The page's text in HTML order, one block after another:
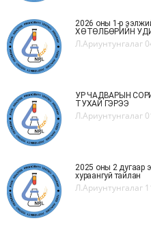
2026 оны 1-р
ХӨТӨЛБӨРИЙН
Л.Ариунтунгалаг
УР ЧАДВАРЫН
ТУХАЙ ГЭРЭЭ
Л.Ариунтунгалаг
2025 оны 2 дугаар
хураангуй тайлан
Л.Ариунтунгалаг